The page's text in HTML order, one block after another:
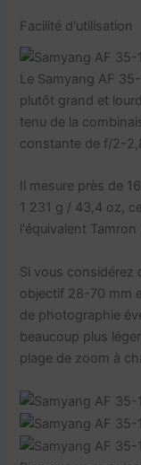
Facilité d'utilisation
Le Samyang AF
plutôt grand et
tenu de la
constante de f/2-
Il mesure près de
1 231 g / 43,4 oz,
l'équivalent
Si vous considérez
objectif 28-70 mm
de photographie
beaucoup plus
plage de zoom à